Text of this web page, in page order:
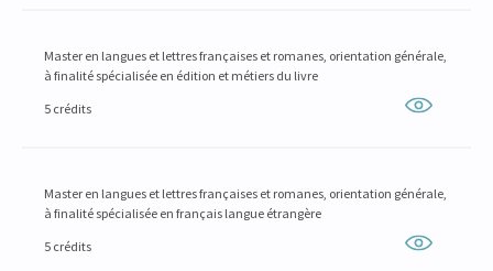
Master en langues et lettres françaises et romanes, orientation générale,
à finalité spécialisée en édition et métiers du livre
5 crédits
Master en langues et lettres françaises et romanes, orientation générale,
à finalité spécialisée en français langue étrangère
5 crédits